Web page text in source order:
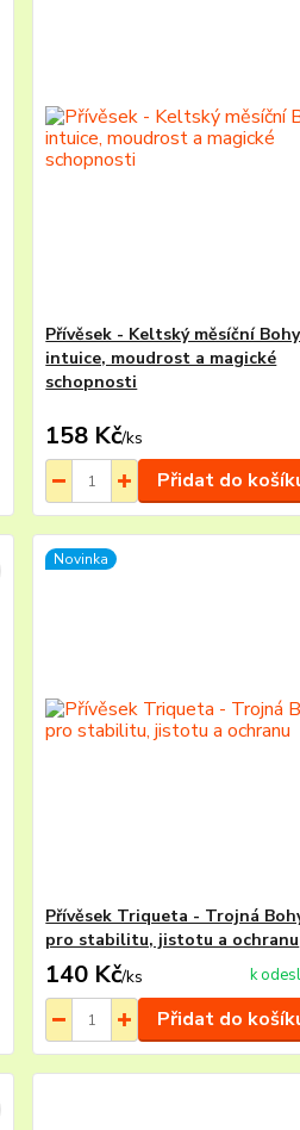
Přívěsek - Keltský měsíční
intuice, moudrost a magické
schopnosti
158 Kč/ks
Přidat do
Novinka
Přívěsek Triqueta - Trojná
pro stabilitu, jistotu a ochranu
140 Kč/ks k
Přidat do